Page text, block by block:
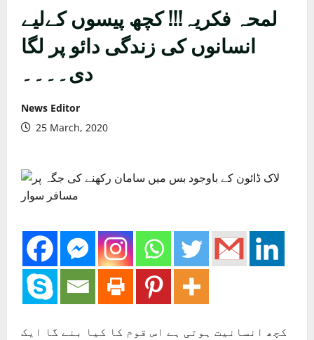
لمحہ فکریہ!!! کچھ پیسوں کےلیے
انسانوں کی زندگی دائو پر لگا
دی۔۔۔۔
News Editor
25 March, 2020
کچھ انسانیت ہوتی ہے اس قوم کا کیا بنے گا ایک